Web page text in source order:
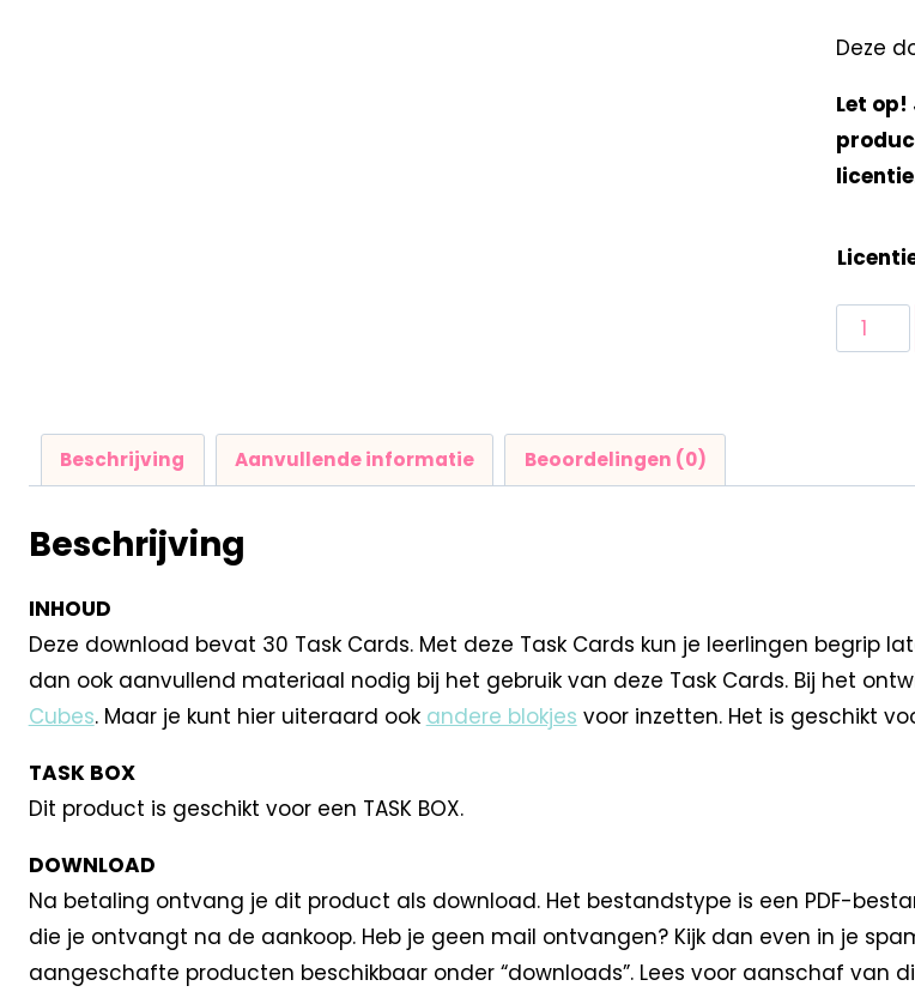
Deze
Let
Beschrijving Aanvullende informatie Beoordelingen (0)
Beschrijving
INHOUD
Deze download bevat 30 Task Cards. Met deze Task Cards kun je leerlingen begrip
dan ook aanvullend materiaal nodig bij het gebruik van deze Task Cards. Bij het
Cubes. Maar je kunt hier uiteraard ook andere blokjes voor inzetten. Het is geschikt
TASK BOX
Dit product is geschikt voor een TASK BOX.
DOWNLOAD
Na betaling ontvang je dit product als download. Het bestandstype is een PDF-
die je ontvangt na de aankoop. Heb je geen mail ontvangen? Kijk dan even in je
aangeschafte producten beschikbaar onder “downloads”. Lees voor aanschaf van